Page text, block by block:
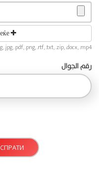
.jpg, .pdf, .png, .rtf, .txt, .zip, .docx, .mp4
رقم الجوال